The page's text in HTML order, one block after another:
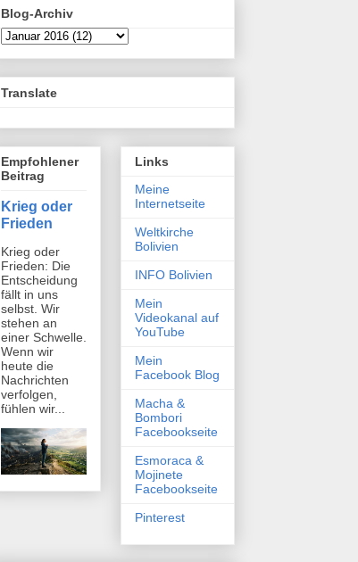
Blog-Archiv
Translate
Empfohlener
Beitrag
Krieg oder
Frieden
Krieg oder
Frieden: Die
Entscheidung
fällt in uns
selbst. Wir
stehen an
einer Schwelle.
Wenn wir
heute die
Nachrichten
verfolgen,
fühlen wir...
Links
Meine
Internetseite
Weltkirche
Bolivien
INFO Bolivien
Mein
Videokanal auf
YouTube
Mein
Facebook Blog
Macha &
Bombori
Facebookseite
Esmoraca &
Mojinete
Facebookseite
Pinterest